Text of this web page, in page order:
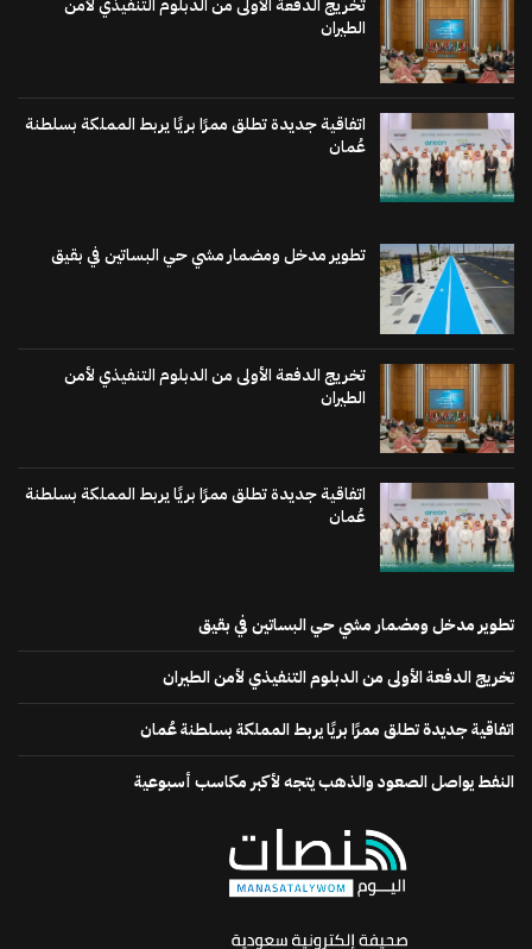
تخريج الدفعة الأولى من الدبلوم التنفيذي لأمن
الطيران
اتفاقية جديدة تطلق ممرًا بريًا يربط المملكة بسلطنة
عُمان
تطوير مدخل ومضمار مشي حي البساتين في بقيق
تخريج الدفعة الأولى من الدبلوم التنفيذي لأمن
الطيران
اتفاقية جديدة تطلق ممرًا بريًا يربط المملكة بسلطنة
عُمان
تطوير مدخل ومضمار مشي حي البساتين في بقيق
تخريج الدفعة الأولى من الدبلوم التنفيذي لأمن الطيران
اتفاقية جديدة تطلق ممرًا بريًا يربط المملكة بسلطنة عُمان
النفط يواصل الصعود والذهب يتجه لأكبر مكاسب أسبوعية